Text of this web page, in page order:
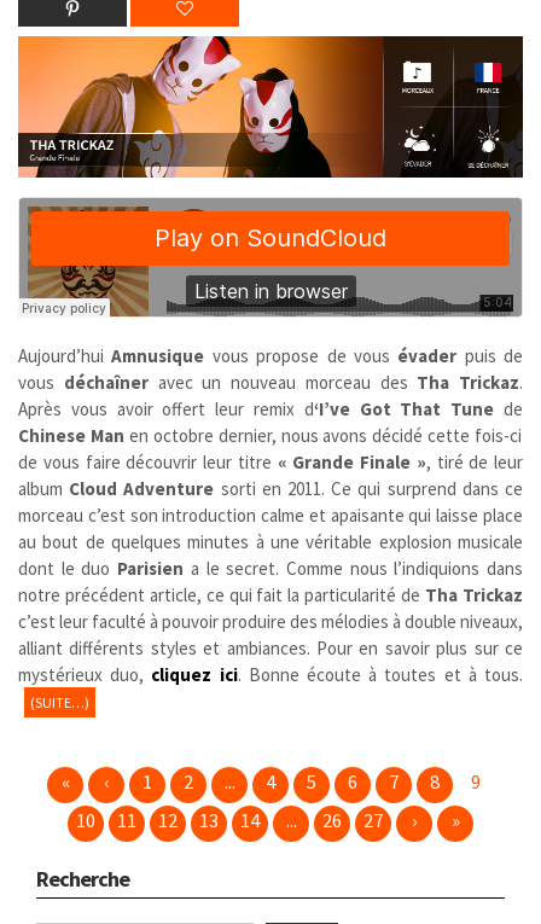
Aujourd’huiAmnusique vous propose de vous évader puis de
vous déchaîneravec un nouveau morceau des Tha Trickaz.
Après vous avoir offert leur remix d‘I’ve Got That Tune de
Chinese Man en octobre dernier, nous avons décidé cette fois-ci
de vous faire découvrir leur titre « Grande Finale », tiré de leur
album Cloud Adventure sorti en 2011. Ce qui surprend dans ce
morceau c’est son introduction calme et apaisante qui laisse place
au bout de quelques minutes à une véritable explosion musicale
dont le duo Parisien a le secret. Comme nous l’indiquions dans
notre précédent article, ce qui fait la particularité de Tha Trickaz
c’est leur faculté à pouvoir produire des mélodies à double niveaux,
alliant différents styles et ambiances. Pour en savoir plus sur ce
mystérieux duo, cliquez ici. Bonne écoute à toutes et à tous.
(SUITE…)
« ‹ 1 2 ... 4 5 6 7 8
9
10
11 12 13 14 ... 26 27 › »
Recherche